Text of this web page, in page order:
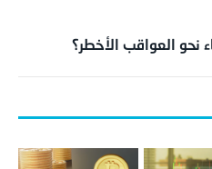
نحو العواقب الأخطر؟